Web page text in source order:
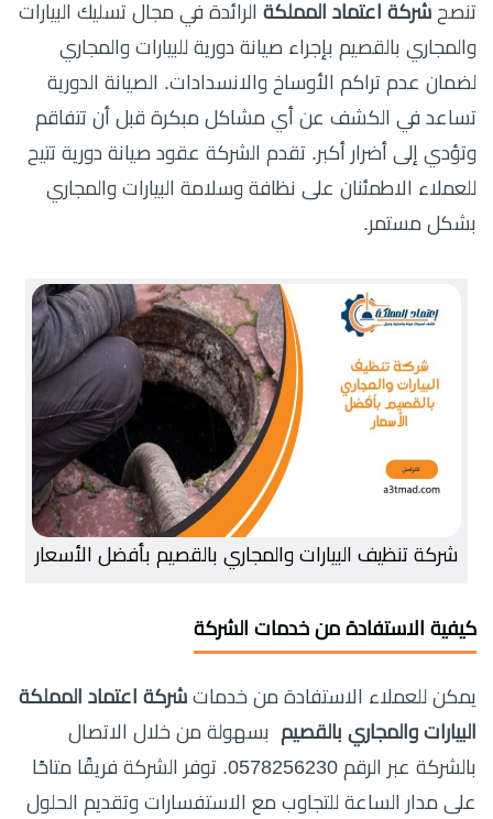
تنصح شركة اعتماد المملكة الرائدة في مجال تسليك البيارات
والمجاري بالقصيم بإجراء صيانة دورية للبيارات والمجاري
لضمان عدم تراكم الأوساخ والانسدادات. الصيانة الدورية
تساعد في الكشف عن أي مشاكل مبكرة قبل أن تتفاقم
وتؤدي إلى أضرار أكبر. تقدم الشركة عقود صيانة دورية تتيح
للعملاء الاطمئنان على نظافة وسلامة البيارات والمجاري
بشكل مستمر.
شركة تنظيف البيارات والمجاري بالقصيم بأفضل الأسعار
كيفية الاستفادة من خدمات الشركة
يمكن للعملاء الاستفادة من خدمات شركة اعتماد المملكة
البيارات والمجاري بالقصيم
بسهولة من خلال الاتصال
بالشركة عبر الرقم 0578256230. توفر الشركة فريقًا متاحًا
على مدار الساعة للتجاوب مع الاستفسارات وتقديم الحلول